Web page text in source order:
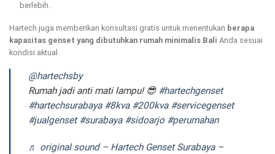
berlebih.
Hartech juga memberikan konsultasi gratis untuk menentukan berapa
kapasitas genset yang dibutuhkan rumah minimalis Bali Anda sesuai
kondisi aktual.
@hartechsby
Rumah jadi anti mati lampu! 😎 #hartechgenset
#hartechsurabaya #8kva #200kva #servicegenset
#jualgenset #surabaya #sidoarjo #perumahan
♬ original sound – Hartech Genset Surabaya –